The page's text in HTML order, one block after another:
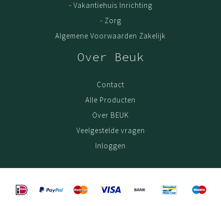
- Vakantiehuis Inrichting
- Zorg
Algemene Voorwaarden Zakelijk
Over Beuk
Contact
Alle Producten
Over BEUK
Veelgestelde vragen
Inloggen